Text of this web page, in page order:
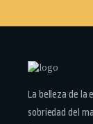
La belleza de la
sobriedad del